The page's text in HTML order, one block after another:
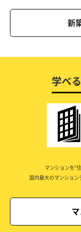
新
学べ
マンションを”
国内最大のマンショ